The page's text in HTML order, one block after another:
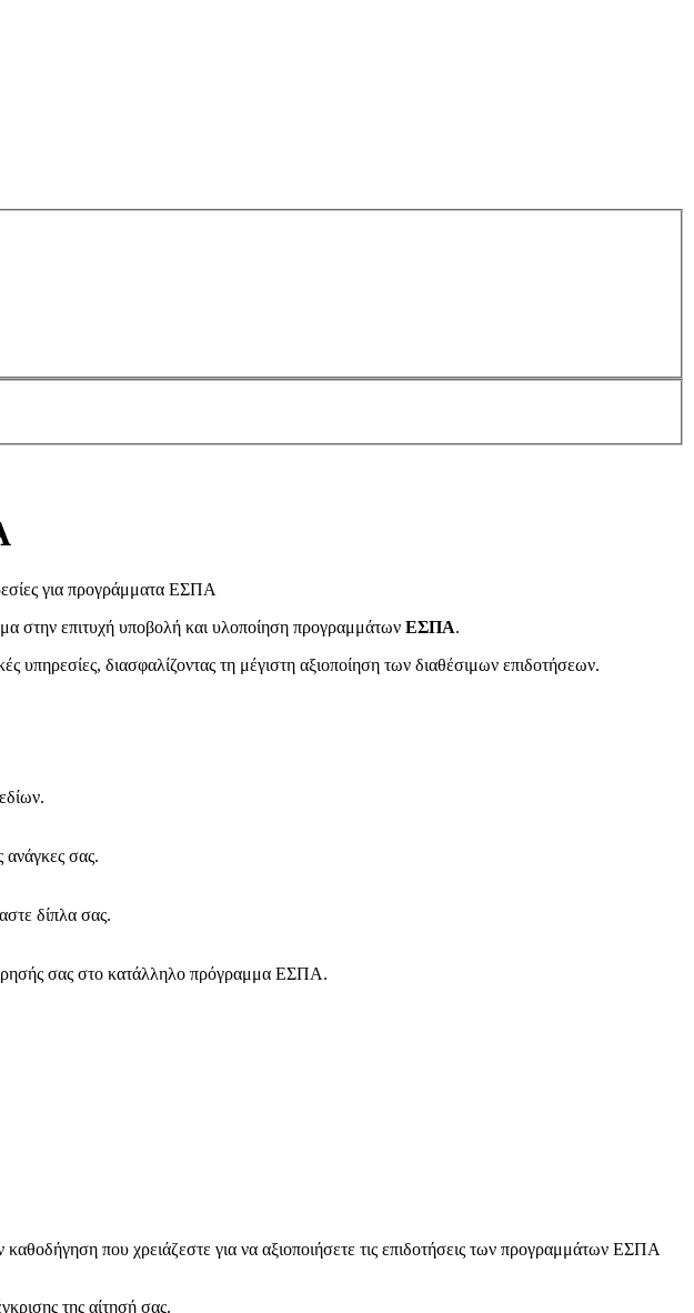
για προγράμματα ΕΣΠΑ
στην επιτυχή υποβολή και υλοποίηση προγραμμάτων ΕΣΠΑ.
υπηρεσίες, διασφαλίζοντας τη μέγιστη αξιοποίηση των διαθέσιμων επιδοτήσεων.
ανάγκες σας.
δίπλα σας.
σας στο κατάλληλο πρόγραμμα ΕΣΠΑ.
που χρειάζεστε για να αξιοποιήσετε τις επιδοτήσεις των προγραμμάτων ΕΣΠΑ
της αίτησή σας.